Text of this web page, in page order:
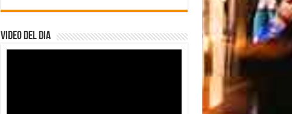
Video del dia